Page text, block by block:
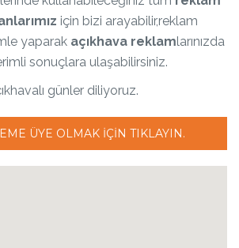
için bizi arayabilir,reklam
yaparak açıkhava reklamlarınızda
sonuçlara ulaşabilirsiniz.
günler diliyoruz.
ÜYE OLMAK IÇIN TIKLAYIN.